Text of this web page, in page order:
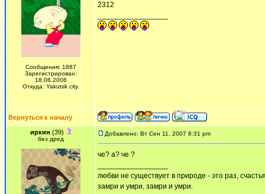
Сообщения: 1867
Зарегистрирован:
18.06.2006
Откуда: Yakutsk city.
2312
Вернуться к началу
иркин (39)
без дред
Добавлено: Вт Сен 11, 2007 8:31 pm
че? а? че ?
любви не существует в природе - это раз,
замри и умри, замри и умри.